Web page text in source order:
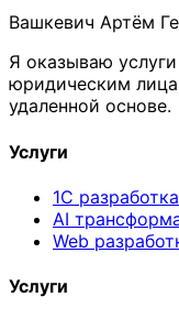
Вашкевич Артём
Я оказываю
юридическим
удаленной основе.
Услуги
1С разработка
AI
Web
Услуги